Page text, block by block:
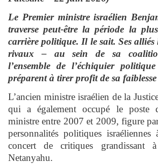
Le Premier ministre israélien
traverse peut-être la période la
carrière politique. Il le sait. Ses alliés
rivaux – au sein de sa
l’ensemble de l’échiquier
préparent à tirer profit de sa
L’ancien ministre israélien de la
qui a également occupé le poste
ministre entre 2007 et 2009, figure
personnalités politiques
concert de critiques grandissant
Netanyahu.